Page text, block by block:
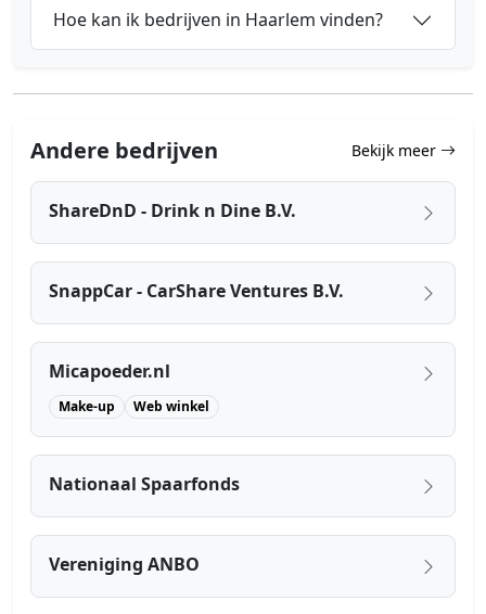
Hoe kan ik bedrijven in Haarlem vinden?
Andere bedrijven Bekijk meer
ShareDnD - Drink n Dine B.V.
SnappCar - CarShare Ventures B.V.
Micapoeder.nl
Make-up Web winkel
Nationaal Spaarfonds
Vereniging ANBO